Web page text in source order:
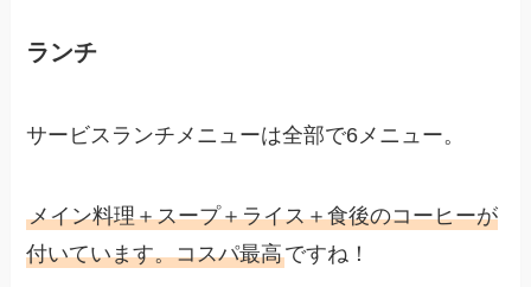
ランチ
サービスランチメニューは全部で6メニュー。
メイン料理＋スープ＋ライス＋食後のコーヒーが
付いています。コスパ最高ですね！